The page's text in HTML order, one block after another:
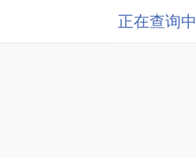
正在查询中